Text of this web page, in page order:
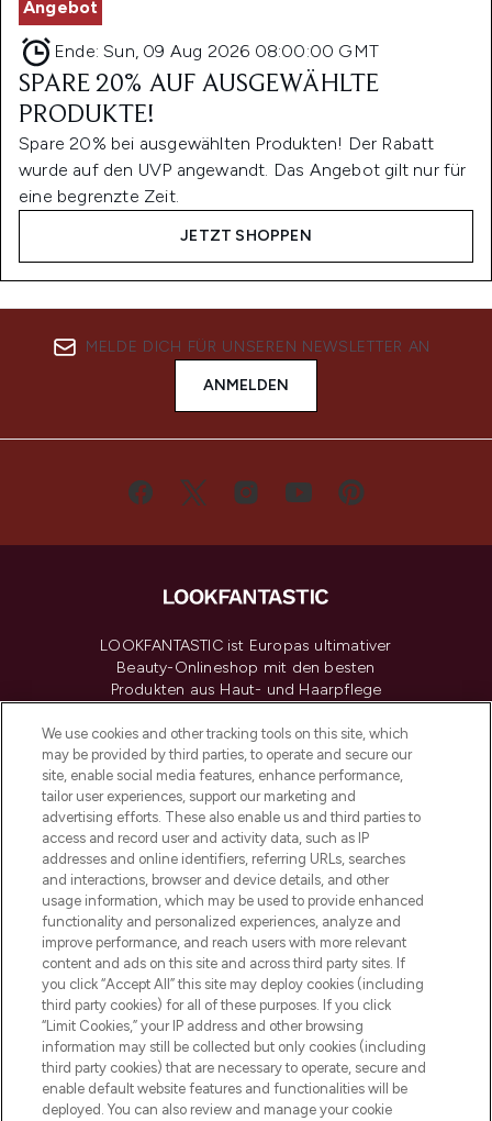
Angebot
Ende:Sun, 09 Aug 2026 08:00:00 GMT
SPARE 20% AUF AUSGEWÄHLTE
PRODUKTE!
Spare 20% bei ausgewählten Produkten! Der Rabatt
wurde auf den UVP angewandt. Das Angebot gilt nur für
eine begrenzte Zeit.
JETZT SHOPPEN
MELDE DICH FÜR UNSEREN NEWSLETTER AN
ANMELDEN
LOOKFANTASTIC ist Europas ultimativer
Beauty-Onlineshop mit den besten
Produkten aus Haut- und Haarpflege
renommierten Marken. Shoppe online
oder über die App mit kostenloser
Lieferung ab einem Einkaufswert von 30€.
Cookie-Einwilligung
Do Not Sell or Share My Personal
Information
HILFE & INFORMATION
IMPRESSUM
ÜBER LOOKFANTASTIC
We use cookies and other tracking tools on this site, which
may be provided by third parties, to operate and secure our
site, enable social media features, enhance performance,
tailor user experiences, support our marketing and
advertising efforts. These also enable us and third parties to
access and record user and activity data, such as IP
addresses and online identifiers, referring URLs, searches
and interactions, browser and device details, and other
usage information, which may be used to provide enhanced
functionality and personalized experiences, analyze and
improve performance, and reach users with more relevant
content and ads on this site and across third party sites. If
you click “Accept All” this site may deploy cookies (including
third party cookies) for all of these purposes. If you click
“Limit Cookies,” your IP address and other browsing
information may still be collected but only cookies (including
third party cookies) that are necessary to operate, secure and
enable default website features and functionalities will be
deployed. You can also review and manage your cookie